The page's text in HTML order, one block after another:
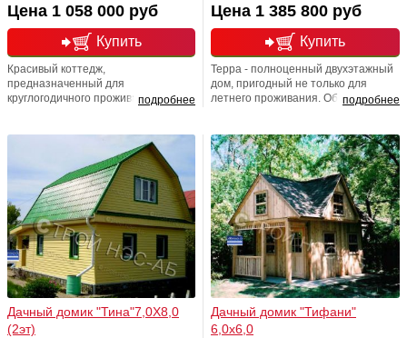
Купить
Цена 1 058 000 руб
подробнее
Красивый коттедж,
предназначенный для
круглогодичного проживания.
продуманная планировка.
Купить
Цена 1 385 800 руб
подробнее
Терра - полноценный двухэтажный
дом, пригодный не только для
летнего проживания. Общая
получаете просторную веранду, на
которой легко разместить
обеденный стол для всей семьи или
оборудовать детский уголок.
Пространство веранды защищено
даже от косого дождя.
Дачный домик "Тина"7,0Х8,0
(2эт)
Дачный домик "Тифани"
6,0х6,0